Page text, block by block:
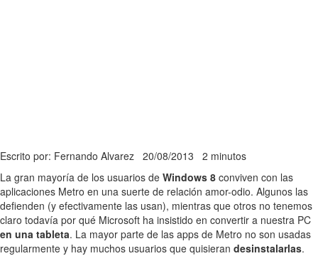
Escrito por: Fernando Alvarez 20/08/2013 2 minutos
La gran mayoría de los usuarios de Windows 8 conviven con las
aplicaciones Metro en una suerte de relación amor-odio. Algunos las
defienden (y efectivamente las usan), mientras que otros no tenemos
claro todavía por qué Microsoft ha insistido en convertir a nuestra PC
en una tableta. La mayor parte de las apps de Metro no son usadas
regularmente y hay muchos usuarios que quisieran desinstalarlas.